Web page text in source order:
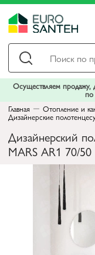
Осуществляем продажу,
по
Главная
Отопление и
Дизайнерские
Дизайнерский
MARS AR1 70/50